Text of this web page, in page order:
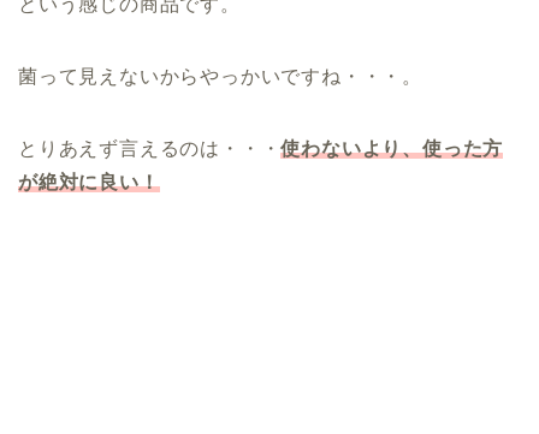
菌って見えないからやっかいですね・・・。
とりあえず言えるのは・・・使わないより、使った方
が絶対に良い！